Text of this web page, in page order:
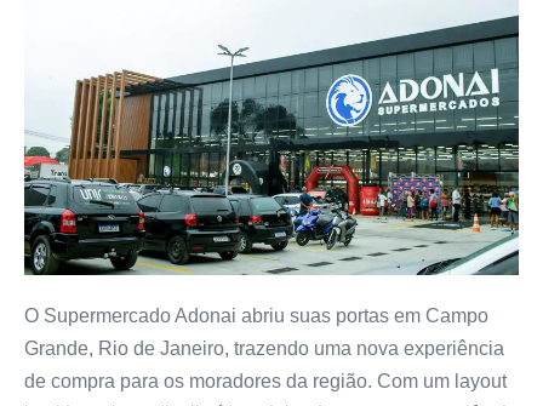
O Supermercado Adonai abriu suas portas em Campo
Grande, Rio de Janeiro, trazendo uma nova experiência
de compra para os moradores da região. Com um layout